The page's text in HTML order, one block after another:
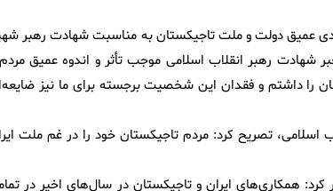
عمیق دولت و ملت تاجیکستان به مناسبت شهادت رهبر
شهادت رهبر انقلاب اسلامی موجب تأثر و اندوه عمیق
را داشتم و فقدان این شخصیت برجسته برای ما نیز
تصریح کرد: مردم تاجیکستان خود را در غم ملت
همکاری‌های ایران و تاجیکستان در سال‌های اخیر در